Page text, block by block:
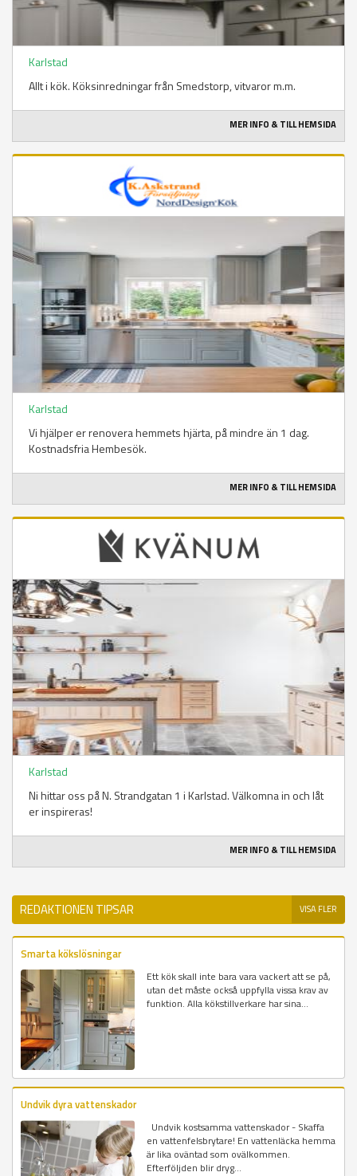
Karlstad
Allt i kök. Köksinredningar från Smedstorp, vitvaror m.m.
MER INFO & TILL HEMSIDA
Karlstad
Vi hjälper er renovera hemmets hjärta, på mindre än 1 dag.
Kostnadsfria Hembesök.
MER INFO & TILL HEMSIDA
Karlstad
Ni hittar oss på N. Strandgatan 1 i Karlstad. Välkomna in och låt
er inspireras!
MER INFO & TILL HEMSIDA
REDAKTIONEN TIPSAR VISA FLER
Smarta kökslösningar
Ett kök skall inte bara vara vackert att se på,
utan det måste också uppfylla vissa krav av
funktion. Alla kökstillverkare har sina...
Undvik dyra vattenskador
Undvik kostsamma vattenskador - Skaffa
en vattenfelsbrytare! En vattenläcka hemma
är lika oväntad som ovälkommen.
Efterföljden blir dryg...